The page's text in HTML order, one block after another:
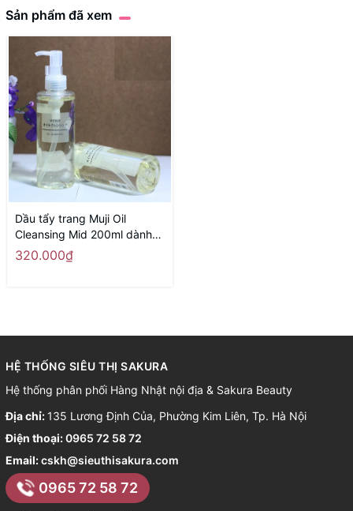
Sản phẩm đã xem
Dầu tẩy trang Muji Oil
Cleansing Mid 200ml dành
cho da hỗn hợp và da dầu -
Hàng Nhật nội địa
320.000₫
HỆ THỐNG SIÊU THỊ SAKURA
Hệ thống phân phối Hàng Nhật nội địa & Sakura Beauty
Địa chỉ: 135 Lương Định Của, Phường Kim Liên, Tp. Hà Nội
Điện thoại:0965 72 58 72
Email:cskh@sieuthisakura.com
0965 72 58 72